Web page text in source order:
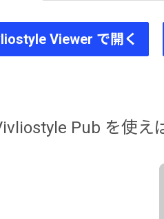
Viewer で開く
Pub を使え